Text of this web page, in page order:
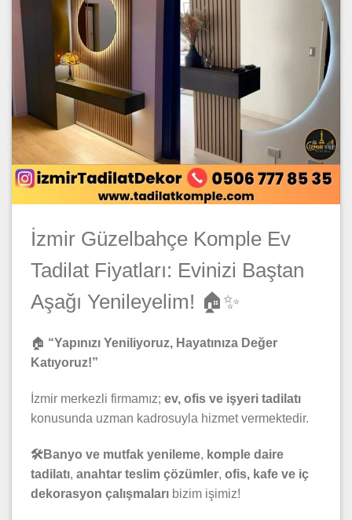
İzmir Güzelbahçe Komple Ev
Tadilat Fiyatları: Evinizi Baştan
Aşağı Yenileyelim! 🏠✨
🏠 “Yapınızı Yeniliyoruz, Hayatınıza Değer
Katıyoruz!”
İzmir merkezli firmamız; ev, ofis ve işyeri tadilatı
konusunda uzman kadrosuyla hizmet vermektedir.
🛠️Banyo ve mutfak yenileme, komple daire
tadilatı, anahtar teslim çözümler, ofis, kafe ve iç
dekorasyon çalışmaları bizim işimiz!